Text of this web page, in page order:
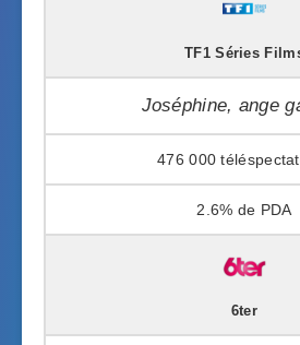
TF1 Séries
Joséphine, ange
476 000
2.6%
6ter